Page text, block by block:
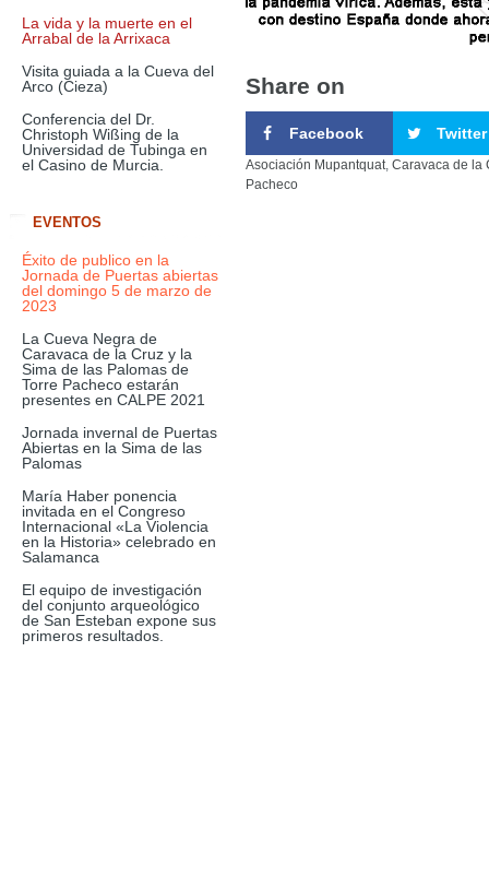
Share on
Facebook Twitter
Asociación Mupantquat, Caravaca de la
Pacheco
La vida y la muerte en el
Arrabal de la Arrixaca
Visita guiada a la Cueva del
Arco (Cieza)
Conferencia del Dr.
Christoph Wißing de la
Universidad de Tubinga en
el Casino de Murcia.
EVENTOS
Éxito de publico en la
Jornada de Puertas abiertas
del domingo 5 de marzo de
2023
La Cueva Negra de
Caravaca de la Cruz y la
Sima de las Palomas de
Torre Pacheco estarán
presentes en CALPE 2021
Jornada invernal de Puertas
Abiertas en la Sima de las
Palomas
María Haber ponencia
invitada en el Congreso
Internacional «La Violencia
en la Historia» celebrado en
Salamanca
El equipo de investigación
del conjunto arqueológico
de San Esteban expone sus
primeros resultados.